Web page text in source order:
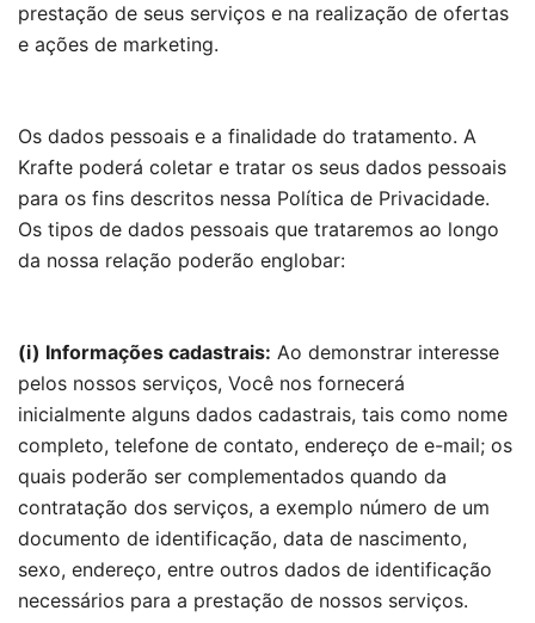
prestação de seus serviços e na realização de ofertas
e ações de marketing.
Os dados pessoais e a finalidade do tratamento. A
Krafte poderá coletar e tratar os seus dados pessoais
para os fins descritos nessa Política de Privacidade.
Os tipos de dados pessoais que trataremos ao longo
da nossa relação poderão englobar:
(i) Informações cadastrais: Ao demonstrar interesse
pelos nossos serviços, Você nos fornecerá
inicialmente alguns dados cadastrais, tais como nome
completo, telefone de contato, endereço de e-mail; os
quais poderão ser complementados quando da
contratação dos serviços, a exemplo número de um
documento de identificação, data de nascimento,
sexo, endereço, entre outros dados de identificação
necessários para a prestação de nossos serviços.